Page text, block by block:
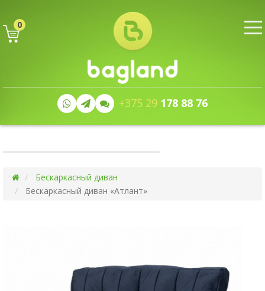
0
+375 29 178 88 76
Бескаркасный диван
Бескаркасный диван «Атлант»